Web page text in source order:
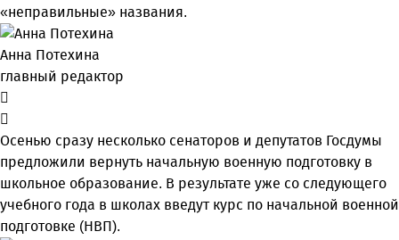
«неправильные» названия.
Анна Потехина
главный редактор
Осенью сразу несколько сенаторов и депутатов Госдумы
предложили вернуть начальную военную подготовку в
школьное образование. В результате уже со следующего
учебного года в школах введут курс по начальной военной
подготовке (НВП).